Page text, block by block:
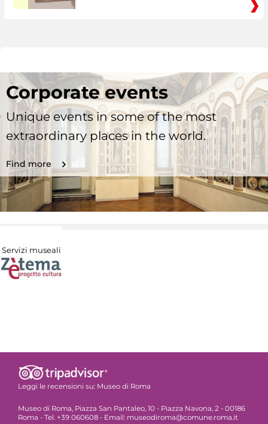
Corporate events
Unique events in some of the most
extraordinary places in the world.
Find more
Servizi museali
Leggi le recensioni su: Museo di Roma
Museo di Roma, Piazza San Pantaleo, 10 - Piazza Navona, 2 - 00186
Roma - Tel. +39 060608 - Email: museodiroma@comune.roma.it